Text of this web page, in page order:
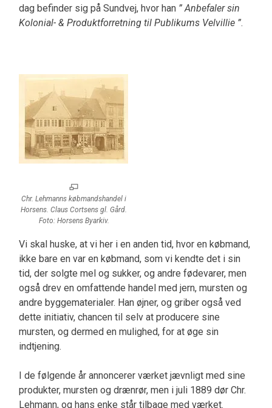
dag befinder sig på Sundvej, hvor han ” Anbefaler sin
Kolonial- & Produktforretning til Publikums Velvillie ”.
Chr. Lehmanns købmandshandel i
Horsens. Claus Cortsens gl. Gård.
Foto: Horsens Byarkiv.
Vi skal huske, at vi her i en anden tid, hvor en købmand,
ikke bare en var en købmand, som vi kendte det i sin
tid, der solgte mel og sukker, og andre fødevarer, men
også drev en omfattende handel med jern, mursten og
andre byggematerialer. Han øjner, og griber også ved
dette initiativ, chancen til selv at producere sine
mursten, og dermed en mulighed, for at øge sin
indtjening.
I de følgende år annoncerer værket jævnligt med sine
produkter, mursten og drænrør, men i juli 1889 dør Chr.
Lehmann, og hans enke står tilbage med værket.